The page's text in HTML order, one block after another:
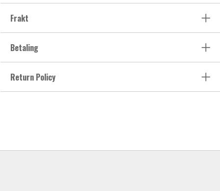
Frakt
Betaling
Return Policy